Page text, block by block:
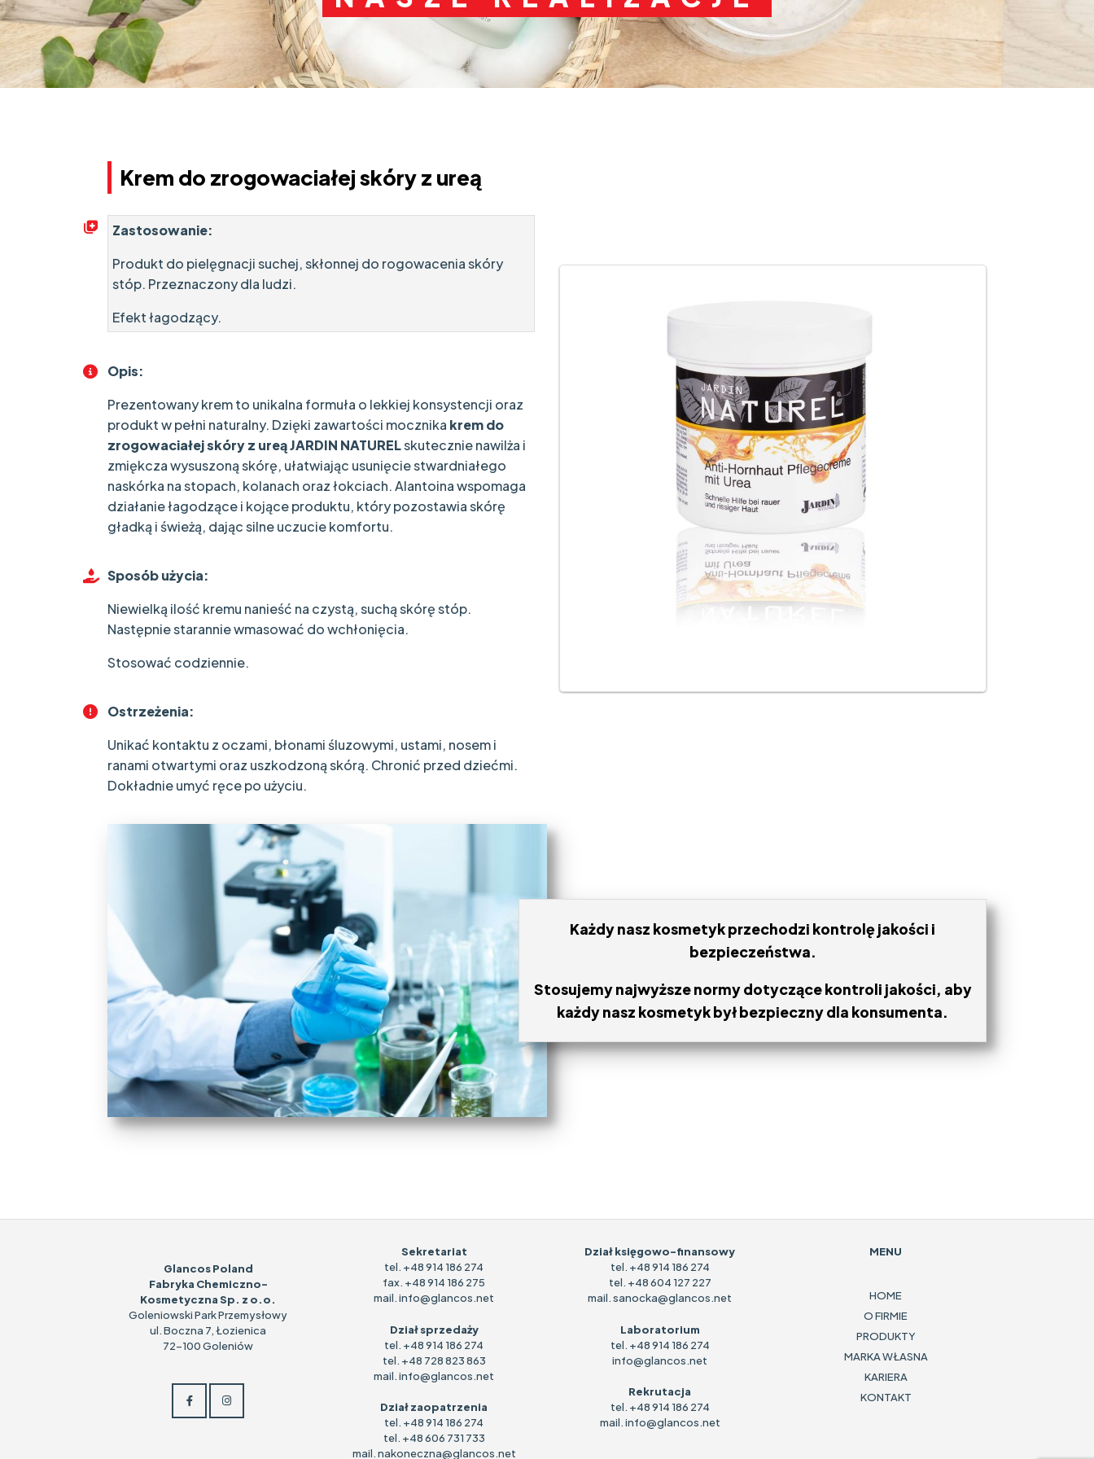
Krem do zrogowaciałej skóry z ureą
Zastosowanie:
Produkt do pielęgnacji suchej, skłonnej do rogowacenia skóry
stóp. Przeznaczony dla ludzi.
Efekt łagodzący.
Opis:
Prezentowany krem to unikalna formuła o lekkiej konsystencji oraz
produkt w pełni naturalny. Dzięki zawartości mocznika krem do
zrogowaciałej skóry z ureą JARDIN NATURELskutecznie nawilża i
zmiękcza wysuszoną skórę, ułatwiając usunięcie stwardniałego
naskórka na stopach, kolanach oraz łokciach. Alantoina wspomaga
działanie łagodzące i kojące produktu, który pozostawia skórę
gładką i świeżą, dając silne uczucie komfortu.
Sposób użycia:
Niewielką ilość kremu nanieść na czystą, suchą skórę stóp.
Następnie starannie wmasować do wchłonięcia.
Stosować codziennie.
Ostrzeżenia:
Unikać kontaktu z oczami, błonami śluzowymi, ustami, nosem i
ranami otwartymi oraz uszkodzoną skórą. Chronić przed dziećmi.
Dokładnie umyć ręce po użyciu.
Każdy nasz kosmetyk przechodzi kontrolę jakości i
bezpieczeństwa.
Stosujemy najwyższe normy dotyczące kontroli jakości, aby
każdy nasz kosmetyk był bezpieczny dla konsumenta.
Glancos Poland
Fabryka Chemiczno-
Kosmetyczna Sp. z o.o.
Goleniowski Park Przemysłowy
ul. Boczna 7, Łozienica
72-100 Goleniów
Sekretariat
tel. +48 914 186 274
fax. +48 914 186 275
mail.info@glancos.net
Dział sprzedaży
tel. +48 914 186 274
tel. +48 728 823 863
mail.info@glancos.net
Dział zaopatrzenia
tel. +48 914 186 274
tel. +48 606 731 733
mail.nakoneczna@glancos.net
Dział księgowo-finansowy
tel. +48 914 186 274
tel. +48 604 127 227
mail.sanocka@glancos.net
Laboratorium
tel. +48 914 186 274
info@glancos.net
Rekrutacja
tel. +48 914 186 274
mail.info@glancos.net
MENU
HOME
O FIRMIE
PRODUKTY
MARKA WŁASNA
KARIERA
KONTAKT